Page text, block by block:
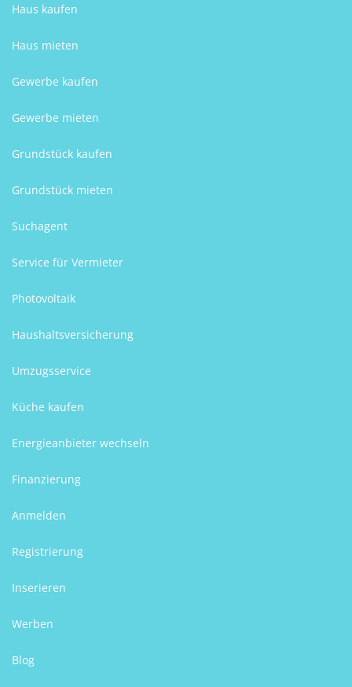
Haus kaufen
Haus mieten
Gewerbe kaufen
Gewerbe mieten
Grundstück kaufen
Grundstück mieten
Suchagent
Service für Vermieter
Photovoltaik
Haushaltsversicherung
Umzugsservice
Küche kaufen
Energieanbieter wechseln
Finanzierung
Anmelden
Registrierung
Inserieren
Werben
Blog